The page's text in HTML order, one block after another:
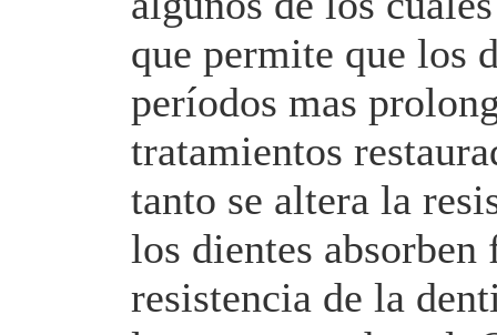
que permite que los
períodos mas
tratamientos
tanto se altera la
los dientes absorben
resistencia de la